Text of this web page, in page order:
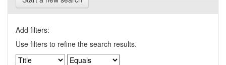
Add filters:
Use filters to refine the search results.